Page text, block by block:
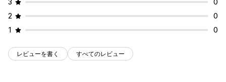
3
0
2
0
1
0
レビューを書く すべてのレビュー